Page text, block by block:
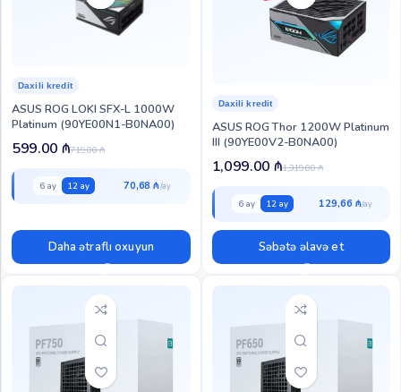
ASUS ROG LOKI SFX-L 1000W
Platinum (90YE00N1-B0NA00)
Daxili kredit
719.00₼
599.00 ₼
6 ay 12 ay 70,68 ₼
Daha ətraflı oxuyun
ASUS ROG Thor 1200W Platinum
III (90YE00V2-B0NA00)
Daxili kredit
1,319.00₼
1,099.00 ₼
6 ay 12 ay 129,66 ₼
Səbətə əlavə et